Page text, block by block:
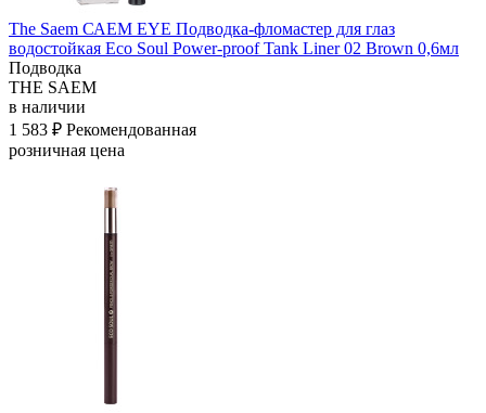
The Saem САЕМ EYE Подводка-фломастер для глаз
водостойкая Eco Soul Power-proof Tank Liner 02 Brown 0,6мл
Подводка
THE SAEM
в наличии
1 583 ₽ Рекомендованная
розничная цена